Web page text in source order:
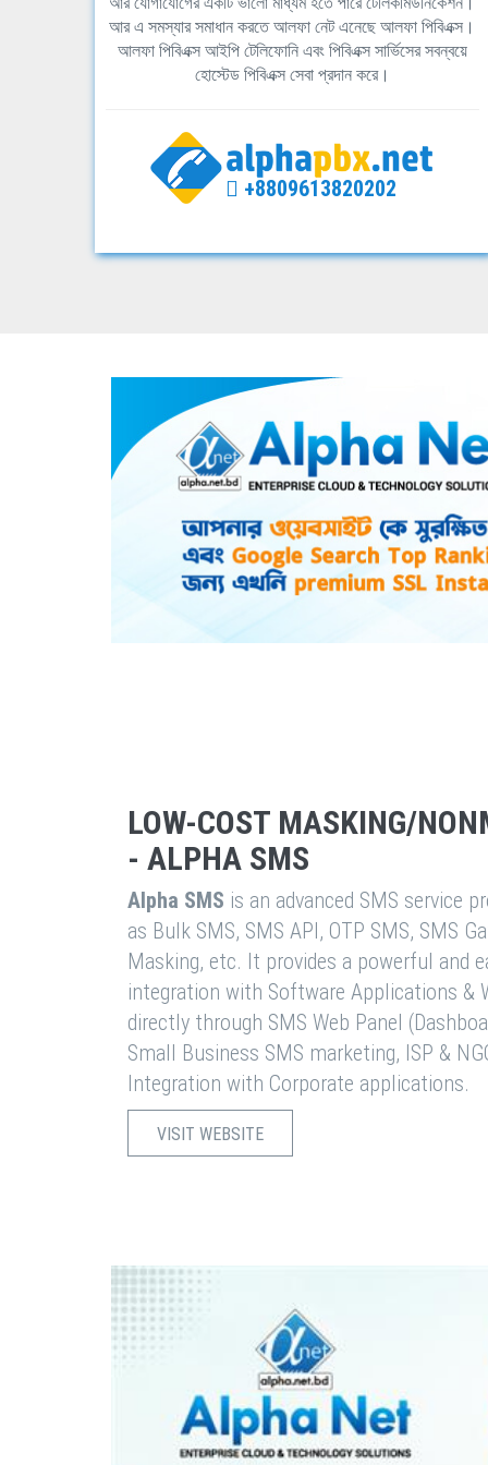
আর এ সমস্যার সমাধান করতে আলফা নেট এনেছে আলফা পিবিএক্স।
আলফা পিবিএক্স আইপি টেলিফোনি এবং পিবিএক্স সার্ভিসের সবন্বয়ে
হোস্টেড পিবিএক্স সেবা প্রদান করে।
+8809613820202
LOW-COST MASKING/
- ALPHA SMS
Alpha SMS is an advanced SMS service
as Bulk SMS, SMS API, OTP SMS, SMS
Masking, etc. It provides a powerful and
integration with Software Applications &
directly through SMS Web Panel
Small Business SMS marketing, ISP &
Integration with Corporate applications.
VISIT WEBSITE